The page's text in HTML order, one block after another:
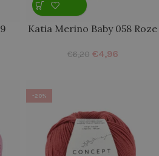
Katia Merino Baby 058 Roze
€6,20 €4,96
-20%